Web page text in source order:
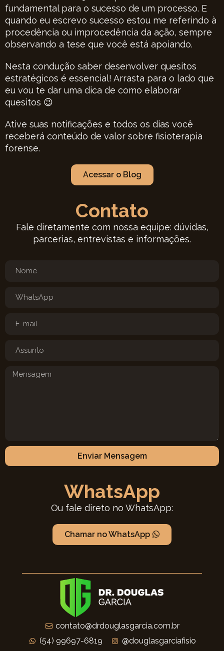
fundamental para o sucesso de um processo. E
quando eu escrevo sucesso estou me referindo à
procedência ou improcedência da ação, sempre
observando a tese que você está apoiando.
Nesta condução saber desenvolver quesitos
estratégicos é essencial! Arrasta para o lado que
eu vou te dar uma dica de como elaborar
quesitos 😉
Ative suas notificações e todos os dias você
receberá conteúdo de valor sobre fisioterapia
forense.
Acessar o Blog
Contato
Fale diretamente com nossa equipe: dúvidas,
parcerias, entrevistas e informações.
Enviar Mensagem
WhatsApp
Ou fale direto no WhatsApp:
Chamar no WhatsApp
contato@drdouglasgarcia.com.br
(54) 99697-6819
@douglasgarciafisio